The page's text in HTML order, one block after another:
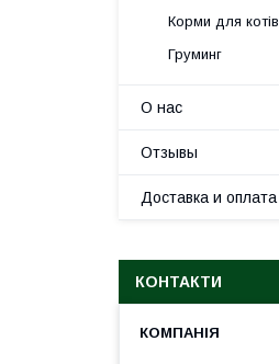
Корми для котів
Груминг
О нас
Отзывы
Доставка и оплата
КОНТАКТИ